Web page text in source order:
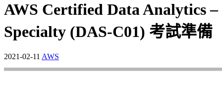
AWS Certified Data Analytics –
Specialty (DAS-C01) 考試準備
2021-02-11 AWS